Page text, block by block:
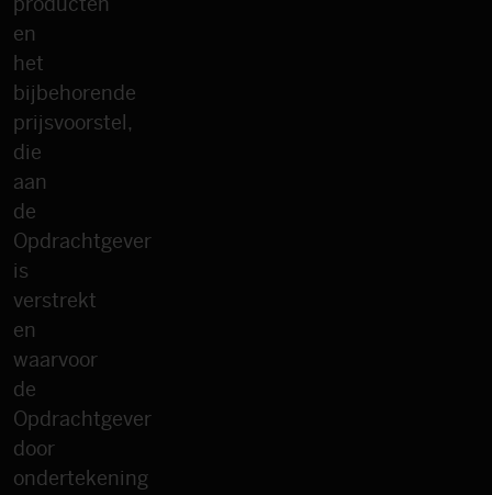
en
het
bijbehorende
prijsvoorstel,
die
aan
de
Opdrachtgever
is
verstrekt
en
waarvoor
de
Opdrachtgever
door
ondertekening